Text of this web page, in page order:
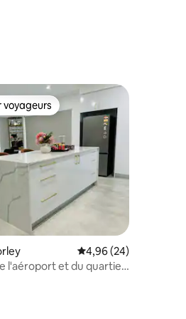
commentaires
Note moyenne de
4,96 (24)
l'aéroport et du quartier